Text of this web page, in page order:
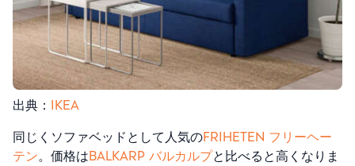
出典： IKEA
同じくソファベッドとして人気のFRIHETEN フリーヘー
テン。価格はBALKARP バルカルプと比べると高くなりま